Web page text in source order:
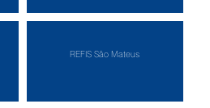
REFIS São Mateus